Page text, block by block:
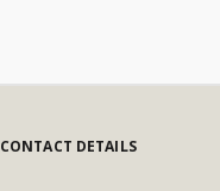
CONTACT DETAILS